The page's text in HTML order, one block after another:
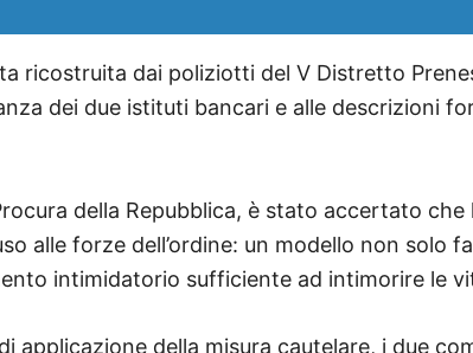
ricostruita dai poliziotti del V Distretto
dei due istituti bancari e alle descrizioni
della Repubblica, è stato accertato
alle forze dell’ordine: un modello non
intimidatorio sufficiente ad intimorire le
applicazione della misura cautelare, i due